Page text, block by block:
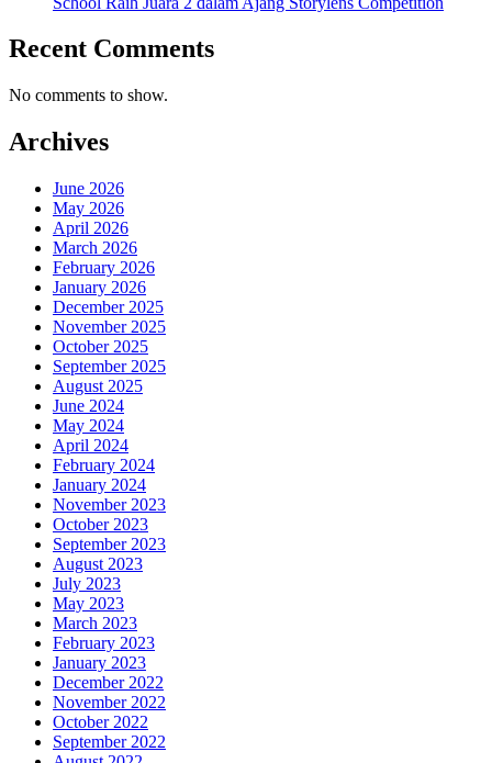
Recent Comments
No comments to show.
Archives
June 2026
May 2026
April 2026
March 2026
February 2026
January 2026
December 2025
November 2025
October 2025
September 2025
August 2025
June 2024
May 2024
April 2024
February 2024
January 2024
November 2023
October 2023
September 2023
August 2023
July 2023
May 2023
March 2023
February 2023
January 2023
December 2022
November 2022
October 2022
September 2022